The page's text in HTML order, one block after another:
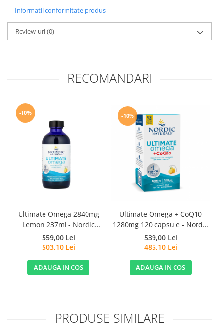
Informatii conformitate produs
Review-uri(0)
RECOMANDARI
-10%
Ultimate Omega 2840mg
Lemon 237ml - Nordic
Naturals
559,00 Lei
503,10 Lei
ADAUGA IN COS
-10%
Ultimate Omega + CoQ10
1280mg 120 capsule - Nordic
Naturals
539,00 Lei
485,10 Lei
ADAUGA IN COS
PRODUSE SIMILARE